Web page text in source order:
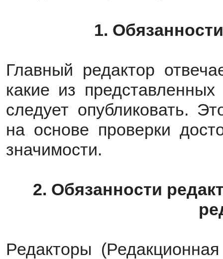
1.
Главный редактор
какие из
следует опубликовать.
на основе проверки
значимости.
2. Обязанности
Редакторы